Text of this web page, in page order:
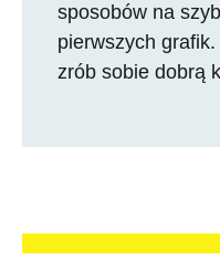
sposobów na
pierwszych grafik.
zrób sobie dobrą